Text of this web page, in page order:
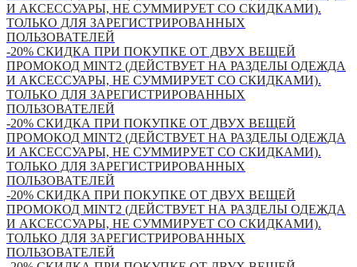
И АКСЕССУАРЫ, НЕ СУММИРУЕТ СО СКИДКАМИ).
ТОЛЬКО ДЛЯ ЗАРЕГИСТРИРОВАННЫХ
ПОЛЬЗОВАТЕЛЕЙ
-20% СКИДКА ПРИ ПОКУПКЕ ОТ ДВУХ ВЕЩЕЙ
ПРОМОКОД MINT2 (ДЕЙСТВУЕТ НА РАЗДЕЛЫ ОДЕЖДА
И АКСЕССУАРЫ, НЕ СУММИРУЕТ СО СКИДКАМИ).
ТОЛЬКО ДЛЯ ЗАРЕГИСТРИРОВАННЫХ
ПОЛЬЗОВАТЕЛЕЙ
-20% СКИДКА ПРИ ПОКУПКЕ ОТ ДВУХ ВЕЩЕЙ
ПРОМОКОД MINT2 (ДЕЙСТВУЕТ НА РАЗДЕЛЫ ОДЕЖДА
И АКСЕССУАРЫ, НЕ СУММИРУЕТ СО СКИДКАМИ).
ТОЛЬКО ДЛЯ ЗАРЕГИСТРИРОВАННЫХ
ПОЛЬЗОВАТЕЛЕЙ
-20% СКИДКА ПРИ ПОКУПКЕ ОТ ДВУХ ВЕЩЕЙ
ПРОМОКОД MINT2 (ДЕЙСТВУЕТ НА РАЗДЕЛЫ ОДЕЖДА
И АКСЕССУАРЫ, НЕ СУММИРУЕТ СО СКИДКАМИ).
ТОЛЬКО ДЛЯ ЗАРЕГИСТРИРОВАННЫХ
ПОЛЬЗОВАТЕЛЕЙ